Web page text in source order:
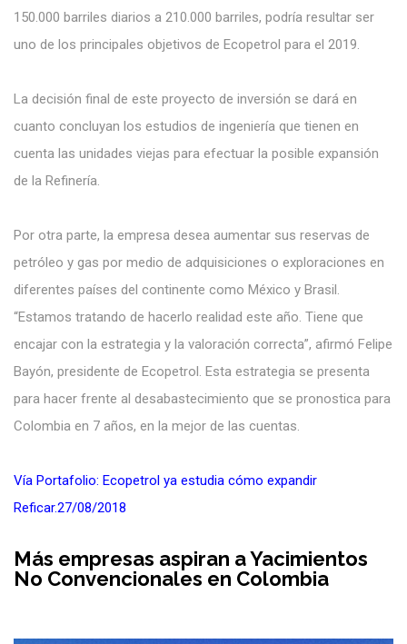
150.000 barriles diarios a 210.000 barriles, podría resultar ser
uno de los principales objetivos de Ecopetrol para el 2019.
La decisión final de este proyecto de inversión se dará en
cuanto concluyan los estudios de ingeniería que tienen en
cuenta las unidades viejas para efectuar la posible expansión
de la Refinería.
Por otra parte, la empresa desea aumentar sus reservas de
petróleo y gas por medio de adquisiciones o exploraciones en
diferentes países del continente como México y Brasil.
“Estamos tratando de hacerlo realidad este año. Tiene que
encajar con la estrategia y la valoración correcta”, afirmó Felipe
Bayón, presidente de Ecopetrol. Esta estrategia se presenta
para hacer frente al desabastecimiento que se pronostica para
Colombia en 7 años, en la mejor de las cuentas.
Vía Portafolio: Ecopetrol ya estudia cómo expandir
Reficar.27/08/2018
Más empresas aspiran a Yacimientos
No Convencionales en Colombia